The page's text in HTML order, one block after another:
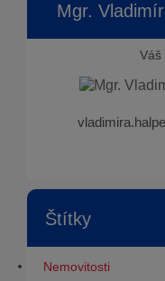
Mgr.
Váš
Štítky
Nemovitosti